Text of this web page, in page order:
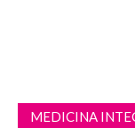
MEDICINA